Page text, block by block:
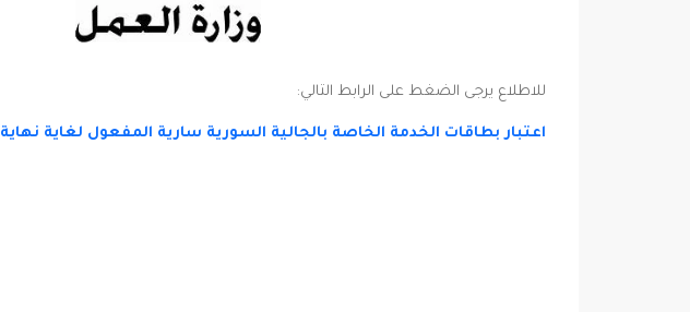
للاطلاع يرجى الضغط على الرابط التالي:
اعتبار بطاقات الخدمة الخاصة بالجالية السورية سارية المفعول لغاية نهاية 31/12/2024